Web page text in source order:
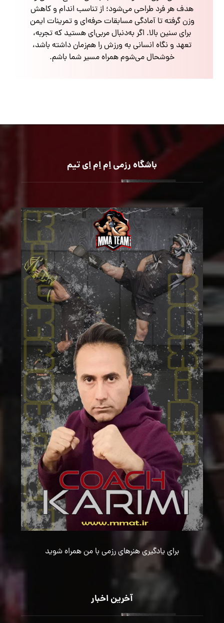
هدف هر فرد طراحی می‌شود؛ از تناسب اندام و کاهش
وزن گرفته تا آمادگی مسابقات حرفه‌ای و تمرینات ایمن
برای سنین بالا. اگر به‌دنبال مربی‌ای هستید که تجربه،
تعهد و نگاه انسانی به ورزش را هم‌زمان داشته باشد،
خوشحال می‌شوم همراه مسیر شما باشم.
باشگاه رزمی اِم اِم اِی تیم
برای یادگیری هنرهای رزمی با من همراه شوید
آخرین اخبار